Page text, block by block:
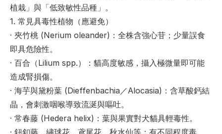
植栽」與「低致敏性品種」 。
1. 常見具毒性植物（應避免）
· 夾竹桃 (Nerium oleander) ：全株含強心苷；少量誤食
即具危險性。
· 百合（Lilium spp.）
：貓高度敏感，攝入極微量即可能
造成腎損傷。
· 海芋與黛粉葉 (Dieffenbachia／Alocasia) ：含草酸鈣結
晶，會刺激咽喉導致流涎與嘔吐。
· 常春藤 (Hedera helix) ：葉與果實對犬貓具輕毒性。
· 鈕釦藤、繡球花、鳶尾花、秋水仙等 ：有不同程度毒